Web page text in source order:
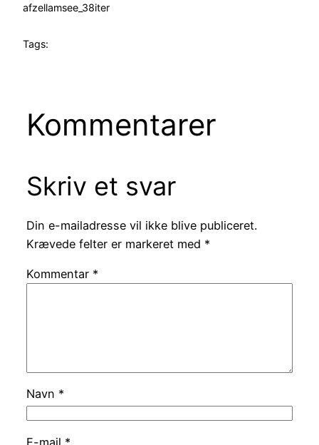
afzellamsee_38iter
Tags:
Kommentarer
Skriv et svar
Din e-mailadresse vil ikke blive publiceret.
Krævede felter er markeret med *
Kommentar *
Navn *
E-mail *